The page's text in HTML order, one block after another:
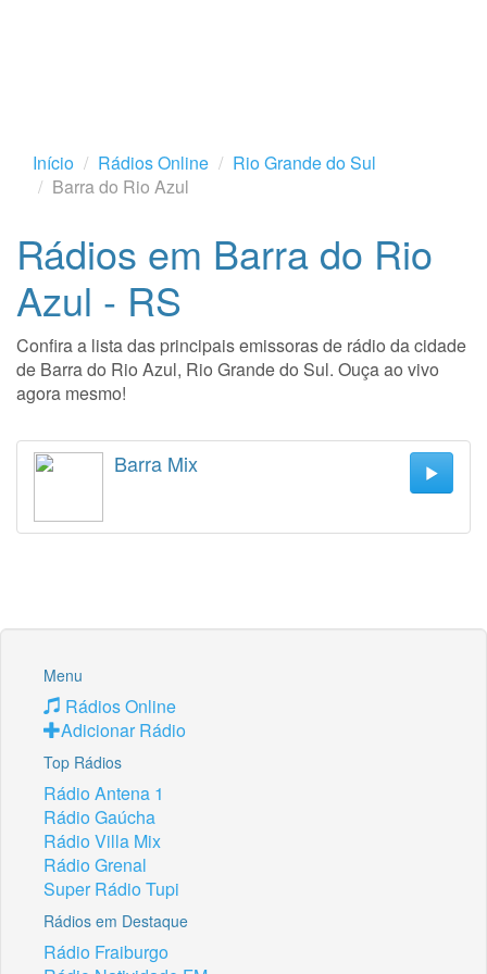
Início Rádios Online
Rio Grande do Sul
Barra do Rio Azul
Rádios em Barra do Rio
Azul - RS
Confira a lista das principais emissoras de rádio da cidade
de Barra do Rio Azul, Rio Grande do Sul. Ouça ao vivo
agora mesmo!
Barra Mix
Menu
Rádios Online
Adicionar Rádio
Top Rádios
Rádio Antena 1
Rádio Gaúcha
Rádio Villa Mix
Rádio Grenal
Super Rádio Tupi
Rádios em Destaque
Rádio Fraiburgo